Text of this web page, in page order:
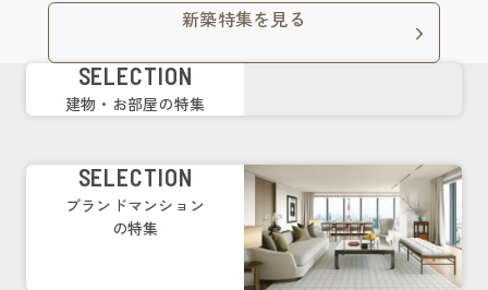
新築特集を見る
SELECTION
建物・お部屋の特集
SELECTION
ブランドマンション
の特集